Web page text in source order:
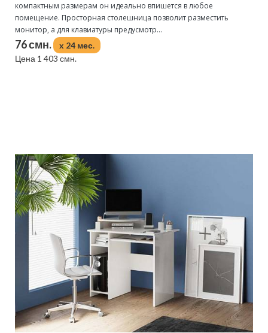
компактным размерам он идеально впишется в любое
помещение. Просторная столешница позволит разместить
монитор, а для клавиатуры предусмотр...
76 смн.
x 24 мес.
Цена 1 403 смн.